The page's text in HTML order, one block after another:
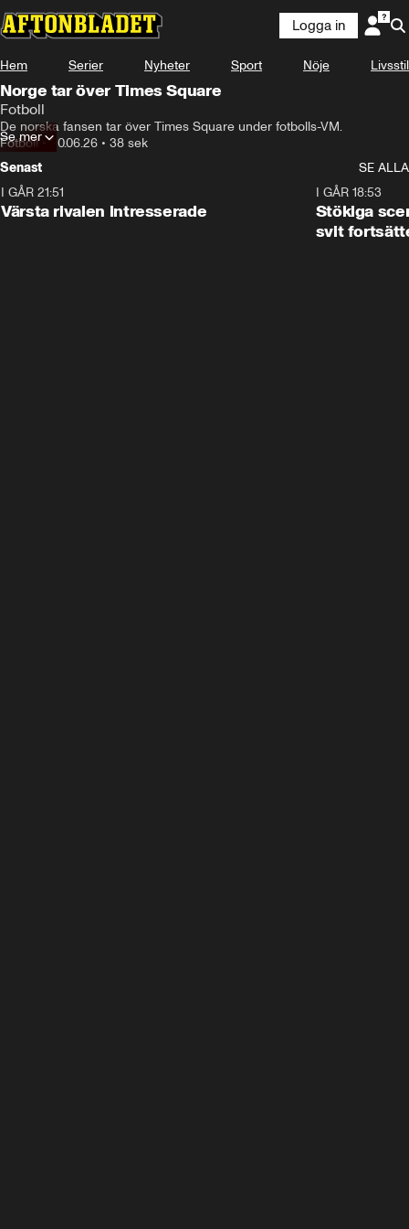
Logga in
Hem Serier Nyheter Sport Nöje Livsstil
Norge tar över Times Square
Fotboll
De norska fansen tar över Times Square under fotbolls-VM.
Fotboll•20.06.26 • 38 sek
Se mer
Senast
SE ALLA
I GÅR 21:51
Värsta rivalen intresserade
I GÅR 18:53
Stökiga
svit